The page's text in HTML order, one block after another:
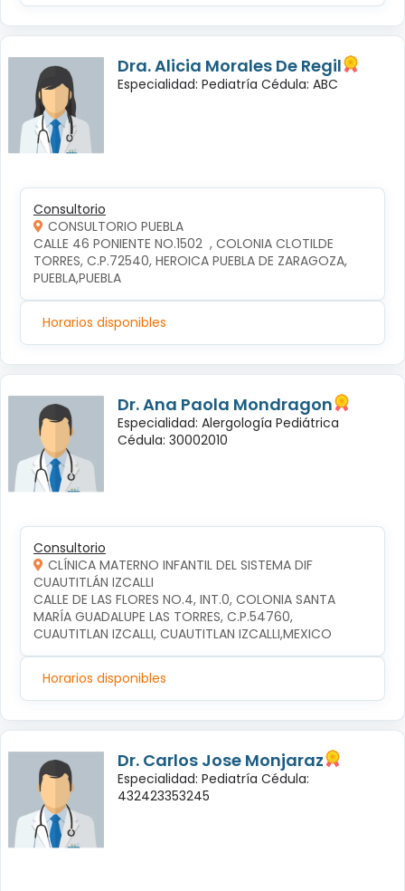
Dra. Alicia Morales De Regil
Especialidad: Pediatría Cédula: ABC
Consultorio
CONSULTORIO PUEBLA
CALLE 46 PONIENTE NO.1502  , COLONIA CLOTILDE
TORRES, C.P.72540, HEROICA PUEBLA DE ZARAGOZA,
PUEBLA,PUEBLA
Horarios disponibles
Dr. Ana Paola Mondragon
Especialidad: Alergología Pediátrica
Cédula: 30002010
Consultorio
CLÍNICA MATERNO INFANTIL DEL SISTEMA DIF
CUAUTITLÁN IZCALLI
CALLE DE LAS FLORES NO.4, INT.0, COLONIA SANTA
MARÍA GUADALUPE LAS TORRES, C.P.54760,
CUAUTITLAN IZCALLI, CUAUTITLAN IZCALLI,MEXICO
Horarios disponibles
Dr. Carlos Jose Monjaraz
Especialidad: Pediatría Cédula:
432423353245